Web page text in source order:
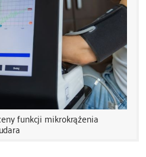
funkcji mikrokrążenia